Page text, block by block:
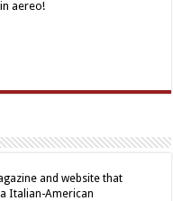
aereo!
and website that
Italian-American